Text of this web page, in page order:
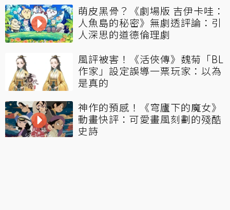
萌皮黑骨？《劇場版 吉伊卡哇：
人魚島的秘密》無劇透評論：引
人深思的道德倫理劇
風評被害！《活俠傳》魏菊「BL
作家」設定誤導一票玩家：以為
是真的
神作的預感！《穹廬下的魔女》
動畫快評：可愛畫風刻劃的殘酷
史詩